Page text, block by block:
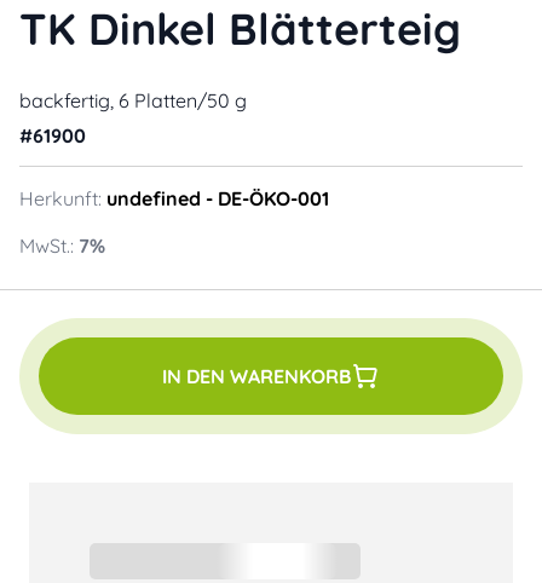
TK Dinkel Blätterteig
backfertig, 6 Platten/50 g
#61900
Herkunft: undefined - DE-ÖKO-001
MwSt.: 7%
IN DEN WARENKORB